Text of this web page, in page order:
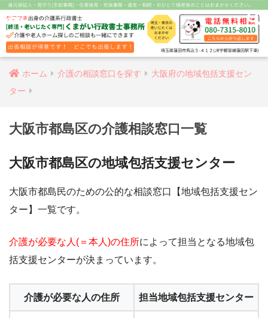
ホーム 介護の相談窓口を探す
大阪府の地域包括支援セン
ター
大阪市都島区の介護相談窓口一覧
大阪市都島区の地域包括支援センター
大阪市都島民のための公的な相談窓口【地域包括支援セン
ター】一覧です。
介護が必要な人(＝本人)の住所によって担当となる地域包
括支援センターが決まっています。
介護が必要な人の住所 担当地域包括支援センター